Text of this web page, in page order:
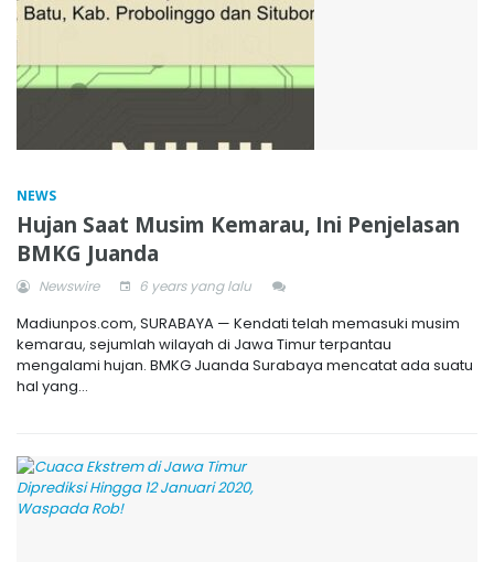
NEWS
Hujan Saat Musim Kemarau, Ini Penjelasan
BMKG Juanda
Newswire 6 years yang lalu
Madiunpos.com, SURABAYA — Kendati telah memasuki musim
kemarau, sejumlah wilayah di Jawa Timur terpantau
mengalami hujan. BMKG Juanda Surabaya mencatat ada suatu
hal yang...